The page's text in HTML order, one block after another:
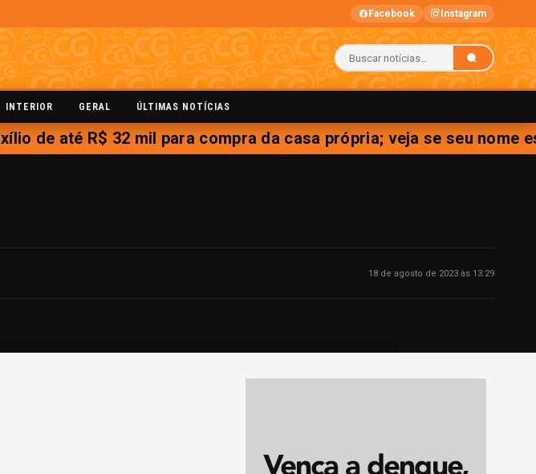
Facebook Instagram
INTERIOR GERAL ÚLTIMAS NOTÍCIAS
de até R$ 32 mil para compra da casa própria; veja se seu nome
18 de agosto de 2023 às 13:29